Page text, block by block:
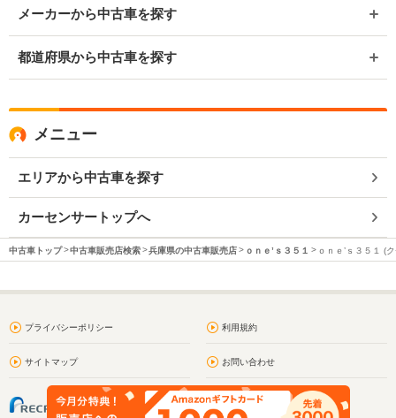
メーカーから中古車を探す
都道府県から中古車を探す
メニュー
エリアから中古車を探す
カーセンサートップへ
中古車トップ 中古車販売店検索 兵庫県の中古車販売店 ｏｎｅ’ｓ３５１ ｏｎｅ’ｓ３５１ (
プライバシーポリシー 利用規約
サイトマップ お問い合わせ